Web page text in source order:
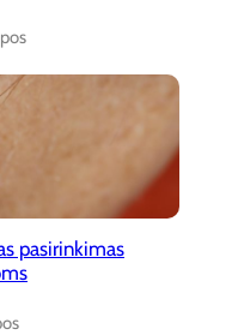
pasirinkimas